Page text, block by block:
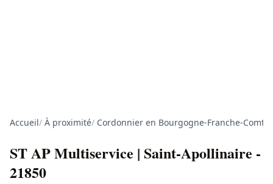
Accueil/ À proximité/ Cordonnier en Bourgogne-Franche-Comté
ST AP Multiservice | Saint-Apollinaire -
21850